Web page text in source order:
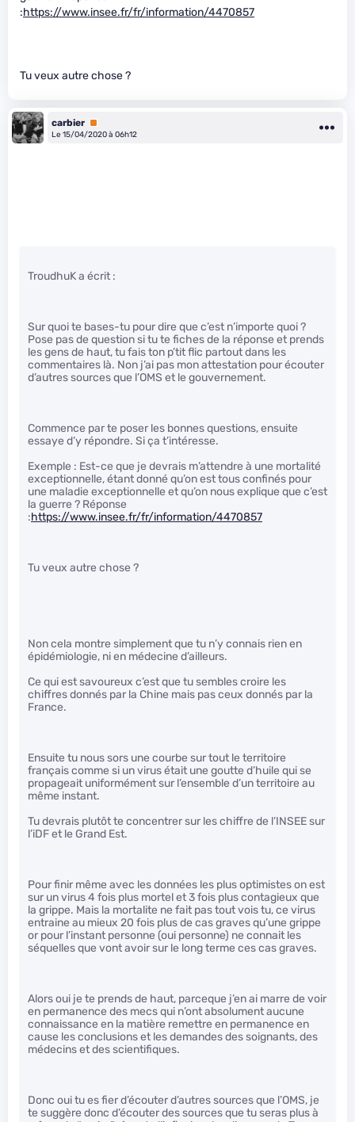
:https://www.insee.fr/fr/information/4470857
Tu veux autre chose ?
carbier Premium
Le 15/04/2020 à 06h12
TroudhuK a écrit :
Sur quoi te bases-tu pour dire que c’est n’importe quoi ?
Pose pas de question si tu te fiches de la réponse et prends
les gens de haut, tu fais ton p’tit flic partout dans les
commentaires là. Non j’ai pas mon attestation pour écouter
d’autres sources que l’OMS et le gouvernement.
Commence par te poser les bonnes questions, ensuite
essaye d’y répondre. Si ça t’intéresse.
Exemple : Est-ce que je devrais m’attendre à une mortalité
exceptionnelle, étant donné qu’on est tous confinés pour
une maladie exceptionnelle et qu’on nous explique que c’est
la guerre ? Réponse
:https://www.insee.fr/fr/information/4470857
Tu veux autre chose ?
Non cela montre simplement que tu n’y connais rien en
épidémiologie, ni en médecine d’ailleurs.
Ce qui est savoureux c’est que tu sembles croire les
chiffres donnés par la Chine mais pas ceux donnés par la
France.
Ensuite tu nous sors une courbe sur tout le territoire
français comme si un virus était une goutte d’huile qui se
propageait uniformément sur l’ensemble d’un territoire au
même instant.
Tu devrais plutôt te concentrer sur les chiffre de l’INSEE sur
l’iDF et le Grand Est.
Pour finir même avec les données les plus optimistes on est
sur un virus 4 fois plus mortel et 3 fois plus contagieux que
la grippe. Mais la mortalite ne fait pas tout vois tu, ce virus
entraine au mieux 20 fois plus de cas graves qu’une grippe
or pour l’instant personne (oui personne) ne connait les
séquelles que vont avoir sur le long terme ces cas graves.
Alors oui je te prends de haut, parceque j’en ai marre de voir
en permanence des mecs qui n’ont absolument aucune
connaissance en la matière remettre en permanence en
cause les conclusions et les demandes des soignants, des
médecins et des scientifiques.
Donc oui tu es fier d’écouter d’autres sources que l’OMS, je
te suggère donc d’écouter des sources que tu seras plus à